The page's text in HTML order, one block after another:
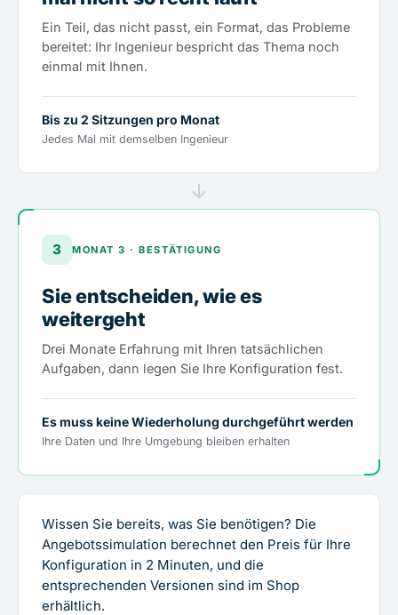
Ein Teil, das nicht passt, ein Format, das Probleme
bereitet: Ihr Ingenieur bespricht das Thema noch
einmal mit Ihnen.
Bis zu 2 Sitzungen pro Monat
Jedes Mal mit demselben Ingenieur
3 MONAT 3 · BESTÄTIGUNG
Sie entscheiden, wie es
weitergeht
Drei Monate Erfahrung mit Ihren tatsächlichen
Aufgaben, dann legen Sie Ihre Konfiguration fest.
Es muss keine Wiederholung durchgeführt werden
Ihre Daten und Ihre Umgebung bleiben erhalten
Wissen Sie bereits, was Sie benötigen? Die
Angebotssimulation berechnet den Preis für Ihre
Konfiguration in 2 Minuten, und die
entsprechenden Versionen sind im Shop
erhältlich.